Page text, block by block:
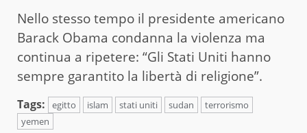
Nello stesso tempo il presidente americano
Barack Obama condanna la violenza ma
continua a ripetere: “Gli Stati Uniti hanno
sempre garantito la libertà di religione”.
Tags: egitto islam stati uniti sudan
terrorismo
yemen